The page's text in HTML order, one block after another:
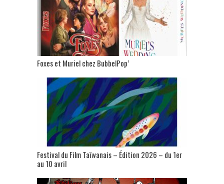
Foxes et Muriel chez BubbelPop’
Festival du Film Taïwanais – Édition 2026 – du 1er
au 10 avril